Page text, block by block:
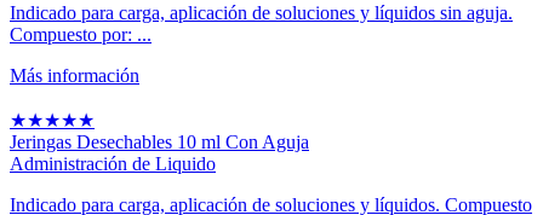
Indicado para carga, aplicación de soluciones y líquidos sin aguja.
Compuesto por: ...
Más información
★★★★★
Jeringas Desechables 10 ml Con Aguja
Administración de Liquido
Indicado para carga, aplicación de soluciones y líquidos. Compuesto